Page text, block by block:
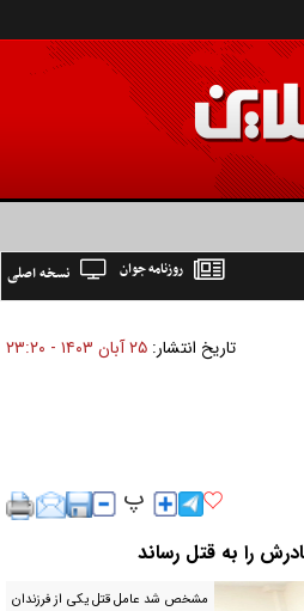
نسخه اصلی روزنامه جوان
تاریخ انتشار: ۲۵ آبان ۱۴۰۳ - ۲۳:۲۰
را به قتل رساند
مشخص شد عامل قتل یکی از فرزندان